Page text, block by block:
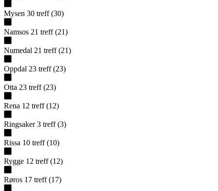
Mysen 30 treff (30)
Namsos 21 treff (21)
Numedal 21 treff (21)
Oppdal 23 treff (23)
Otta 23 treff (23)
Rena 12 treff (12)
Ringsaker 3 treff (3)
Rissa 10 treff (10)
Rygge 12 treff (12)
Røros 17 treff (17)